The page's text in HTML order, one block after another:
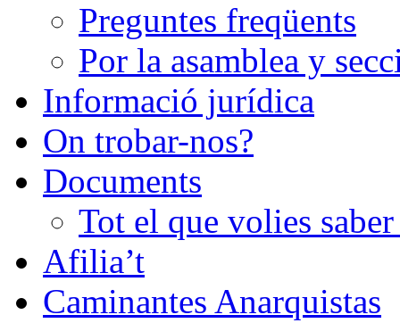
Preguntes freqüents
Por la asamblea y
Informació jurídica
On trobar-nos?
Documents
Tot el que volies
Afilia’t
Caminantes Anarquistas